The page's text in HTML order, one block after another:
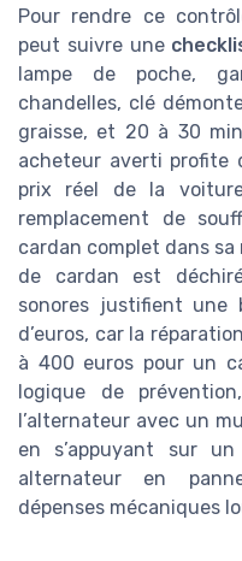
Pour rendre ce
peut suivre une
lampe de poche,
chandelles, clé
graisse, et 20 à 30
acheteur averti profite
prix réel de la
remplacement de
cardan complet dans
de cardan est
sonores justifient une
d’euros, car la
à 400 euros pour un
logique de
l’alternateur avec un
en s’appuyant sur
alternateur en
dépenses mécaniques